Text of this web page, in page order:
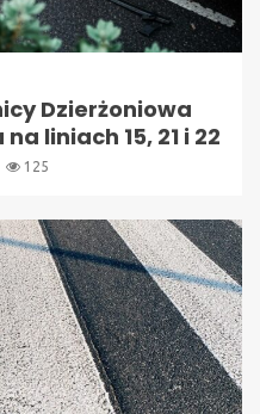
Dzierżoniowa
liniach 15, 21 i 22
125